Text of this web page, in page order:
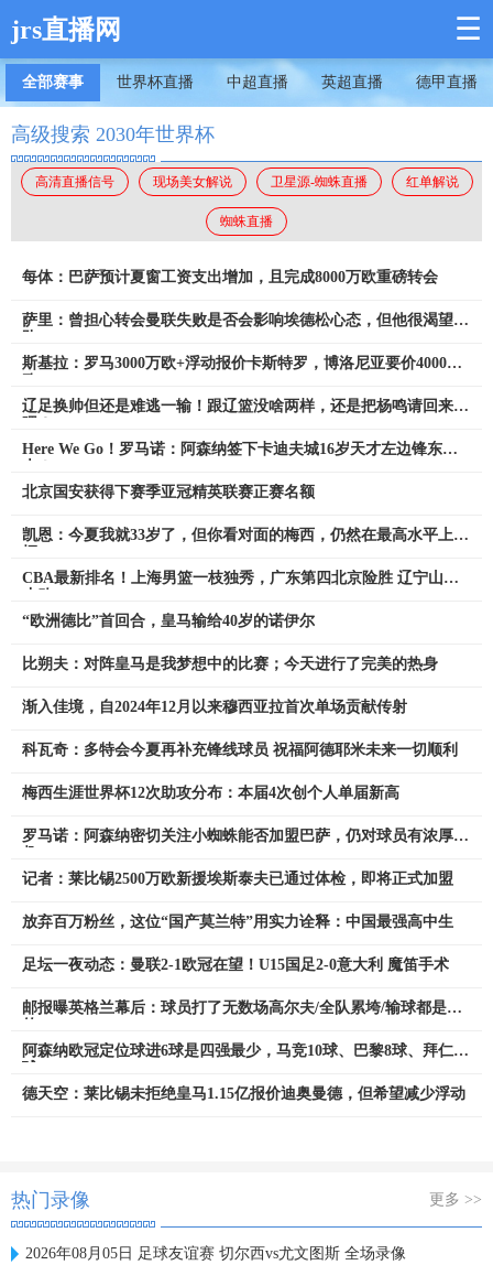
jrs直播网 ☰
全部赛事 世界杯直播 中超直播 英超直播 德甲直播
高级搜索 2030年世界杯
高清直播信号 现场美女解说 卫星源-蜘蛛直播 红单解说
蜘蛛直播
每体：巴萨预计夏窗工资支出增加，且完成8000万欧重磅转会
萨里：曾担心转会曼联失败是否会影响埃德松心态，但他很渴望留
斯基拉：罗马3000万欧+浮动报价卡斯特罗，博洛尼亚要价4000万
辽足换帅但还是难逃一输！跟辽篮没啥两样，还是把杨鸣请回来
Here We Go！罗马诺：阿森纳签下卡迪夫城16岁天才左边锋东切
北京国安获得下赛季亚冠精英联赛正赛名额
凯恩：今夏我就33岁了，但你看对面的梅西，仍然在最高水平上发
CBA最新排名！上海男篮一枝独秀，广东第四北京险胜 辽宁山东
“欧洲德比”首回合，皇马输给40岁的诺伊尔
比朔夫：对阵皇马是我梦想中的比赛；今天进行了完美的热身
渐入佳境，自2024年12月以来穆西亚拉首次单场贡献传射
科瓦奇：多特会今夏再补充锋线球员 祝福阿德耶米未来一切顺利
梅西生涯世界杯12次助攻分布：本届4次创个人单届新高
罗马诺：阿森纳密切关注小蜘蛛能否加盟巴萨，仍对球员有浓厚兴
记者：莱比锡2500万欧新援埃斯泰夫已通过体检，即将正式加盟
放弃百万粉丝，这位“国产莫兰特”用实力诠释：中国最强高中生
足坛一夜动态：曼联2-1欧冠在望！U15国足2-0意大利 魔笛手术
邮报曝英格兰幕后：球员打了无数场高尔夫/全队累垮/输球都是作
阿森纳欧冠定位球进6球是四强最少，马竞10球、巴黎8球、拜仁7
德天空：莱比锡未拒绝皇马1.15亿报价迪奥曼德，但希望减少浮动
热门录像 更多 >>
2026年08月05日 足球友谊赛 切尔西vs尤文图斯 全场录像